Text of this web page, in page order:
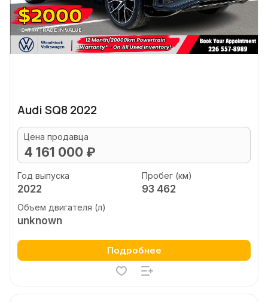
Audi SQ8 2022
Цена продавца
4 161 000 ₽
Год выпуска
2022
Пробег (км)
93 462
Объем двигателя (л)
unknown
Подробнее